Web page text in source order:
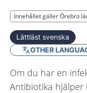
Innehållet gäller Örebro
Innehållet gäller Örebro
Lättläst svenska
OTHER
Om du har en
Antibiotika